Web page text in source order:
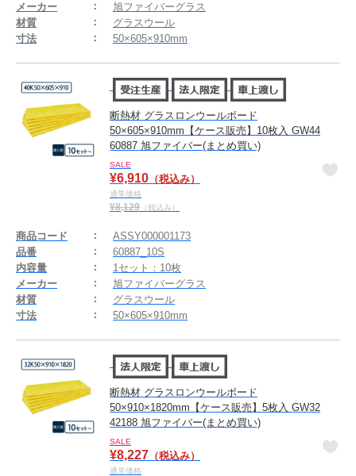
メーカー
旭ファイバーグラス
材質
グラスウール
寸法
50×605×910mm
断熱材 グラスロンウールボード
50×605×910mm【ケース販売】10枚入 GW44
60887 旭ファイバー(まとめ買い)
SALE
¥6,910 （税込み）
通常価格
¥8,129 （税込み）
商品コード
ASSY000001173
品番
60887_10S
内容量
1セット：10枚
メーカー
旭ファイバーグラス
材質
グラスウール
寸法
50×605×910mm
断熱材 グラスロンウールボード
50×910×1820mm【ケース販売】5枚入 GW32
42188 旭ファイバー(まとめ買い)
SALE
¥8,227 （税込み）
通常価格